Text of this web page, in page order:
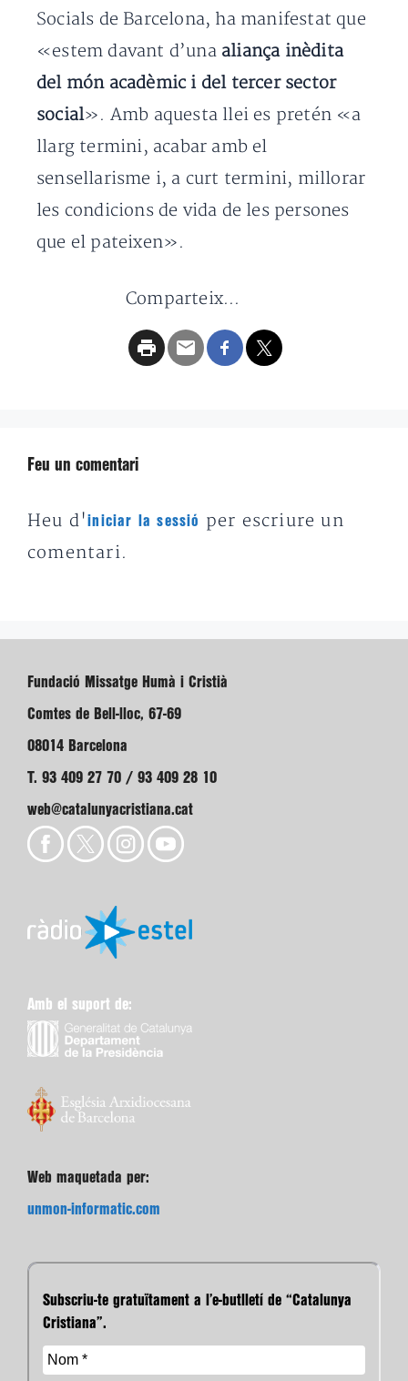
Socials de Barcelona, ha manifestat que
«estem davant d’una aliança inèdita
del món acadèmic i del tercer sector
social». Amb aquesta llei es pretén «a
llarg termini, acabar amb el
sensellarisme i, a curt termini, millorar
les condicions de vida de les persones
que el pateixen».
Comparteix...
Feu un comentari
Heu d'iniciar la sessió
per escriure un
comentari.
Fundació Missatge Humà i Cristià
Comtes de Bell-lloc, 67-69
08014 Barcelona
T. 93 409 27 70 / 93 409 28 10
web@catalunyacristiana.cat
Amb el suport de:
Web maquetada per:
unmon-informatic.com
Subscriu-te gratuïtament a l’e-butlletí de “Catalunya
Cristiana”.